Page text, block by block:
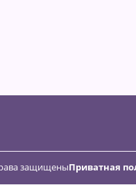
защищеныПриватная